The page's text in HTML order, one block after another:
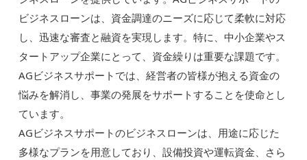
ビジネスローンは、資金調達のニーズに応じて柔軟に対応
し、迅速な審査と融資を実現します。特に、中小企業やス
タートアップ企業にとって、資金繰りは重要な課題です。
AGビジネスサポートでは、経営者の皆様が抱える資金の
悩みを解消し、事業の発展をサポートすることを使命とし
ています。
AGビジネスサポートのビジネスローンは、用途に応じた
多様なプランを用意しており、設備投資や運転資金、さら